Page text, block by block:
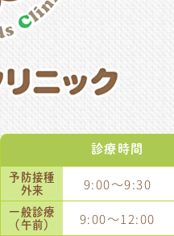
診療時間
予防接種
外来
9:00～9:30
一般診療
（午前）
9:00～12:00